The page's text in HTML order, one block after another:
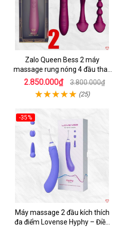
Zalo Queen Bess 2 máy
massage rung nóng 4 đầu thay
thế kích thích
2.850.000₫ 3.800.000₫
(25)
-35%
Máy massage 2 đầu kích thích
đa điểm Lovense Hyphy – Điều